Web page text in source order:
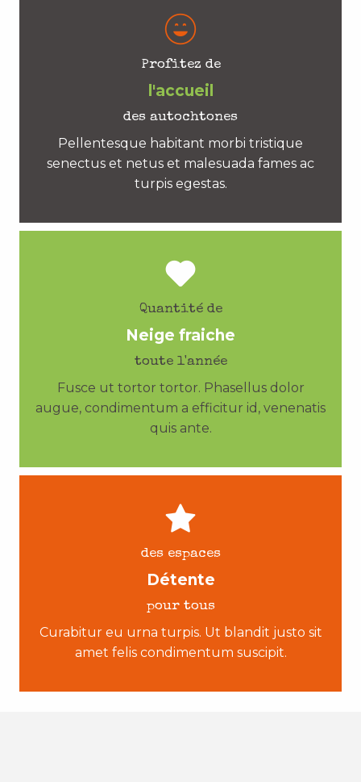
Profitez de
l'accueil
des autochtones
Pellentesque habitant morbi tristique
senectus et netus et malesuada fames ac
turpis egestas.
Quantité de
Neige fraiche
toute l'année
Fusce ut tortor tortor. Phasellus dolor
augue, condimentum a efficitur id, venenatis
quis ante.
des espaces
Détente
pour tous
Curabitur eu urna turpis. Ut blandit justo sit
amet felis condimentum suscipit.